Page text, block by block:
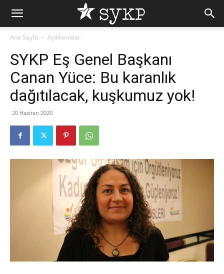
Ana Sayfa Açıklamalar
SYKP Eş Genel Başkanı
Canan Yüce: Bu karanlık
dağıtılacak, kuşkumuz yok!
20 Haziran 2020